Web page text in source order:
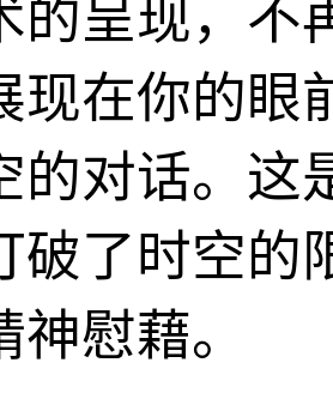
的呈现，不
现在你的眼
的对话。这
破了时空的
慰藉。